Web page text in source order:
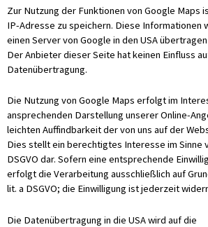
Zur Nutzung der Funktionen von Google Maps
IP-Adresse zu speichern. Diese Informationen
einen Server von Google in den USA
Der Anbieter dieser Seite hat keinen Einfluss
Datenübertragung.
Die Nutzung von Google Maps erfolgt im
ansprechenden Darstellung unserer Online-
leichten Auffindbarkeit der von uns auf der
Dies stellt ein berechtigtes Interesse im Sinne
DSGVO dar. Sofern eine entsprechende
erfolgt die Verarbeitung ausschließlich auf
lit. a DSGVO; die Einwilligung ist jederzeit
Die Datenübertragung in die USA wird auf die